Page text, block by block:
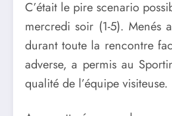
C’était le pire scenario
mercredi soir (1-5).
durant toute la rencontre
adverse, a permis au
qualité de l’équipe visiteuse.